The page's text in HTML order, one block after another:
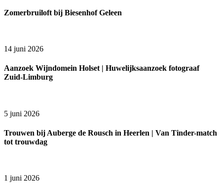
Zomerbruiloft bij Biesenhof Geleen
14 juni 2026
Aanzoek Wijndomein Holset | Huwelijksaanzoek fotograaf
Zuid-Limburg
5 juni 2026
Trouwen bij Auberge de Rousch in Heerlen | Van Tinder-match
tot trouwdag
1 juni 2026